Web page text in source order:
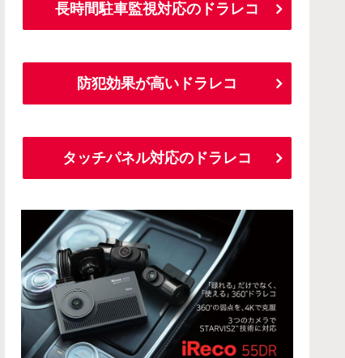
長時間駐車監視対応のドラレコ
防犯効果が高いドラレコ
タッチパネル対応のドラレコ